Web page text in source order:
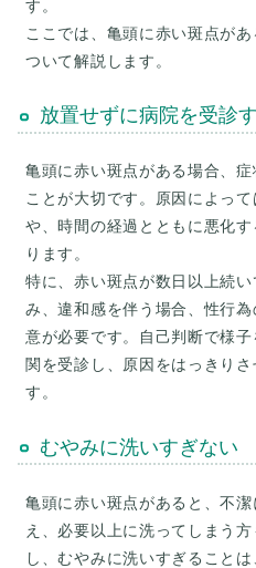
す。
ここでは、亀頭に赤い斑点が
ついて解説します。
放置せずに病院を受診
亀頭に赤い斑点がある場合、
ことが大切です。原因によっ
や、時間の経過とともに悪化
ります。
特に、赤い斑点が数日以上続
み、違和感を伴う場合、性行
意が必要です。自己判断で様
関を受診し、原因をはっきり
す。
むやみに洗いすぎない
亀頭に赤い斑点があると、不
え、必要以上に洗ってしまう
し、むやみに洗いすぎること